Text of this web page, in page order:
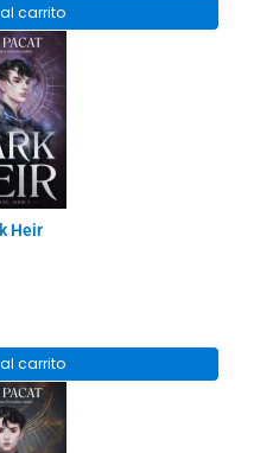
carrito
Heir
carrito